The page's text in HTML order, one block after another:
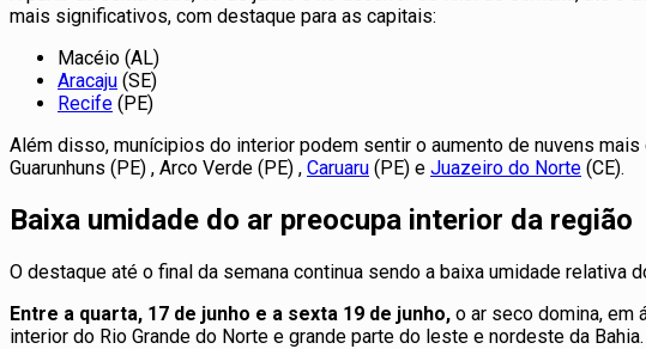
mais significativos, com destaque para as capitais:
Macéio (AL)
Aracaju (SE)
Recife (PE)
Além disso, munícipios do interior podem sentir o aumento de nuvens
Guarunhuns (PE) , Arco Verde (PE) , Caruaru (PE) e Juazeiro do Norte (CE).
Baixa umidade do ar preocupa interior da região
O destaque até o final da semana continua sendo a baixa umidade relativa
Entre a quarta, 17 de junho e a sexta 19 de junho, o ar seco domina, em
interior do Rio Grande do Norte e grande parte do leste e nordeste da Bahia.